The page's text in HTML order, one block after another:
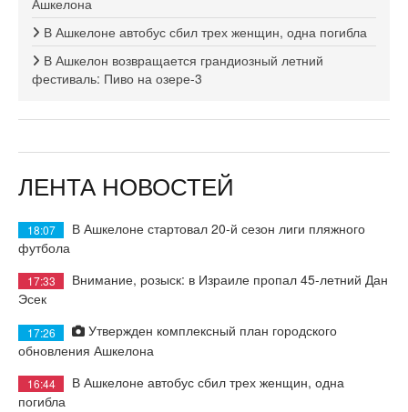
В Ашкелоне автобус сбил трех женщин, одна погибла
В Ашкелон возвращается грандиозный летний
фестиваль: Пиво на озере-3
ЛЕНТА НОВОСТЕЙ
18:07
В Ашкелоне стартовал 20-й сезон лиги пляжного
футбола
17:33
Внимание, розыск: в Израиле пропал 45-летний Дан
Эсек
17:26
Утвержден комплексный план городского
обновления Ашкелона
16:44
В Ашкелоне автобус сбил трех женщин, одна
погибла